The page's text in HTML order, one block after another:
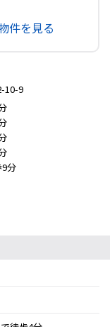
件を見る
10-9
分